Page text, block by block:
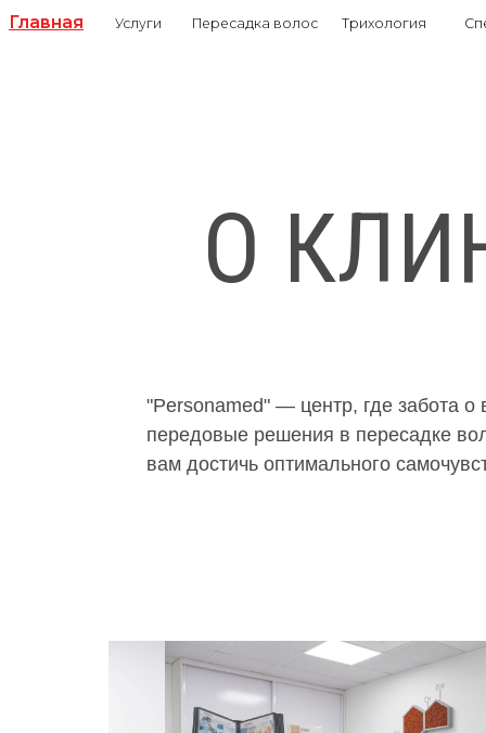
Трихология
Пересадка волос
Услуги
Главная
Пересадка волос
Главная
О
"Personamed" — центр, где забота
передовые решения в пересадке
вам достичь оптимального